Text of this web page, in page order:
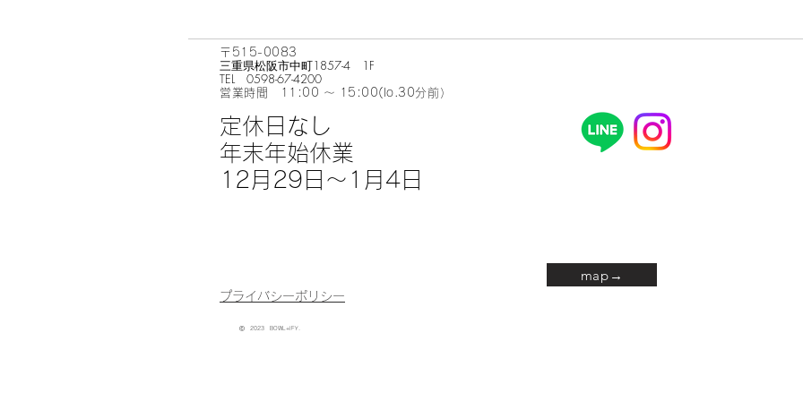
〒515-0083
三重県松阪市中町1857-4 1F
​TEL 0598-67-4200
営業時間 11:00 〜 15:00(lo.30分前）
​定休日なし
​年末年始休業
12月29日～1月4日
map→
​プライバシーポリシー
Ⓒ 2023 BOWL+IFY.